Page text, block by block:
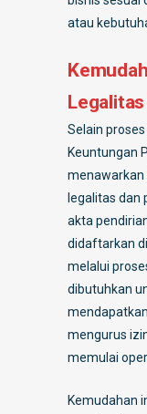
atau
Selain
Keuntungan
menawarkan
legalitas dan
akta
didaftarkan
melalui
dibutuhkan
mengurus
memulai
Kemudahan